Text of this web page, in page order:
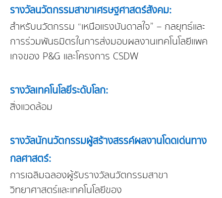
รางวัลนวัตกรรมสาขาเศรษฐศาสตร์สังคม:
สำหรับนวัตกรรม “เหนือแรงบันดาลใจ” – กลยุทธ์และ
การร่วมพันธมิตรในการส่งมอบผลงานเทคโนโลยีแพค
เกจของ P&G และโครงการ CSDW
รางวัลเทคโนโลยีระดับโลก:
สิ่งแวดล้อม
รางวัลนักนวัตกรรมผู้สร้างสรรค์ผลงานโดดเด่นทาง
กลศาสตร์:
การเฉลิมฉลองผู้รับรางวัลนวัตกรรมสาขา
วิทยาศาสตร์และเทคโนโลยีของ